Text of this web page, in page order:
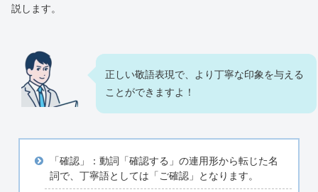
説します。
正しい敬語表現で、より丁寧な印象を与える
ことができますよ！
「確認」：動詞「確認する」の連用形から転じた名
詞で、丁寧語としては「ご確認」となります。